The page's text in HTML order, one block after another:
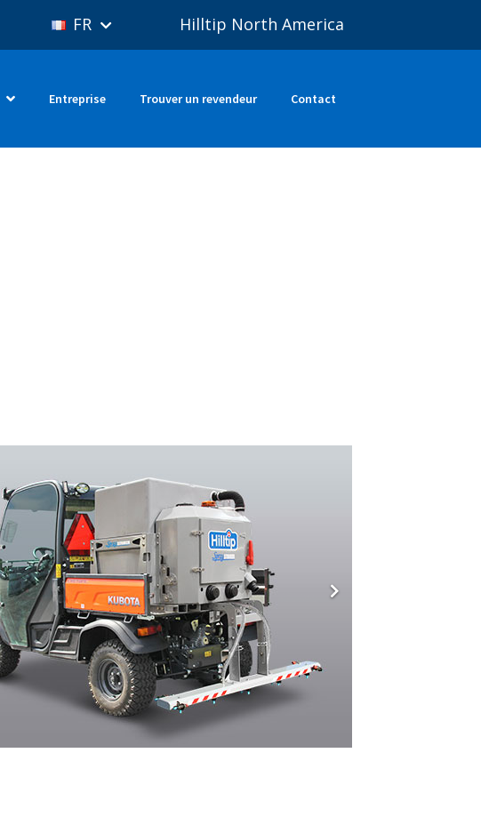
Hilltip North America
FR
Entreprise Trouver un revendeur Contact